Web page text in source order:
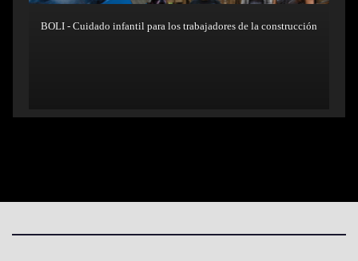
BOLI - Cuidado infantil para los trabajadores de la construcción